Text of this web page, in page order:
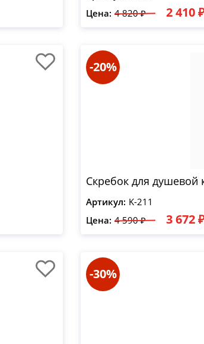
Цена: 4 820 ₽ 2 410
-20%
Скребок для душевой
Артикул: K-211
Цена: 4 590 ₽ 3 672
-30%